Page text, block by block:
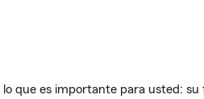
que es importante para usted: su